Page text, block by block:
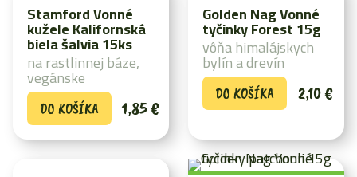
Stamford Vonné
kužele Kalifornská
biela šalvia 15ks
1,85€
na rastlinnej báze,
vegánske
DO KOŠÍKA
Golden Nag Vonné
tyčinky Forest 15g
2,10€
vôňa himalájskych
bylín a drevín
DO KOŠÍKA